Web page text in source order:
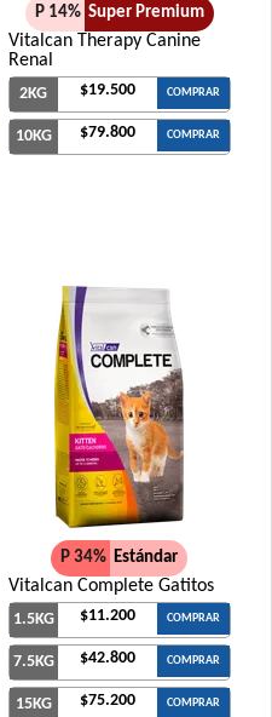
P 14% Super Premium
Vitalcan Therapy Canine
Renal
2KG $19.500 COMPRAR
10KG $79.800 COMPRAR
P 34% Estándar
Vitalcan Complete Gatitos
1.5KG $11.200 COMPRAR
7.5KG $42.800 COMPRAR
15KG $75.200 COMPRAR